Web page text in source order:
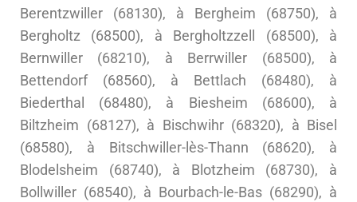
Berentzwiller (68130), à Bergheim (68750), à
Bergholtz (68500), à Bergholtzzell (68500), à
Bernwiller (68210), à Berrwiller (68500), à
Bettendorf (68560), à Bettlach (68480), à
Biederthal (68480), à Biesheim (68600), à
Biltzheim (68127), à Bischwihr (68320), à Bisel
(68580), à Bitschwiller-lès-Thann (68620), à
Blodelsheim (68740), à Blotzheim (68730), à
Bollwiller (68540), à Bourbach-le-Bas (68290), à